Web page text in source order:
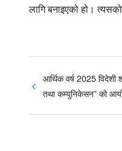
लागि बनाइएको हो।
आर्थिक वर्ष 2025 विदेशी
तथा कम्युनिकेसन” को